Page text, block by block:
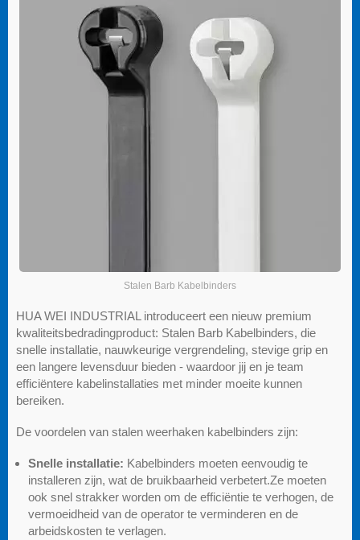
Stalen Barb Kabelbinders
HUA WEI INDUSTRIAL introduceert een nieuw premium
kwaliteitsbedradingproduct: Stalen Barb Kabelbinders, die
snelle installatie, nauwkeurige vergrendeling, stevige grip en
een langere levensduur bieden - waardoor jij en je team
efficiëntere kabelinstallaties met minder moeite kunnen
bereiken.
De voordelen van stalen weerhaken kabelbinders zijn:
Snelle installatie: Kabelbinders moeten eenvoudig te
installeren zijn, wat de bruikbaarheid verbetert.Ze moeten
ook snel strakker worden om de efficiëntie te verhogen, de
vermoeidheid van de operator te verminderen en de
arbeidskosten te verlagen.